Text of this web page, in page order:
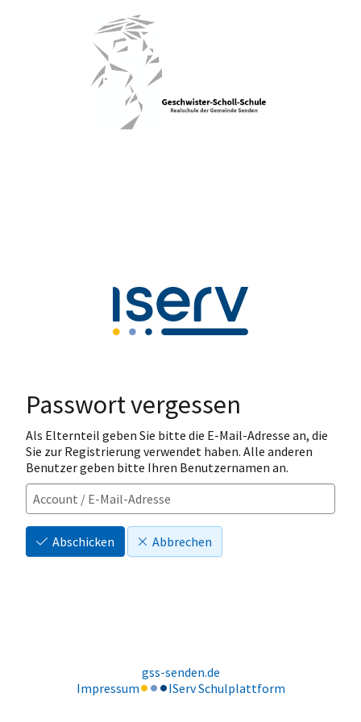
Passwort vergessen
Als Elternteil geben Sie bitte die E-Mail-Adresse an, die
Sie zur Registrierung verwendet haben. Alle anderen
Benutzer geben bitte Ihren Benutzernamen an.
Abschicken Abbrechen
gss-senden.de
Impressum
IServ Schulplattform